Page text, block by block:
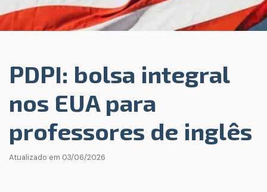
PDPI: bolsa integral
nos EUA para
professores de inglês
Atualizado em 03/06/2026